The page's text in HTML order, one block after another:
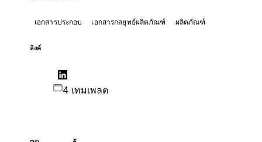
เอกสารประกอบ เอกสารกลยุทธ์ผลิตภัณฑ์ ผลิตภัณฑ์
ลิงค์
4 เทมเพลต